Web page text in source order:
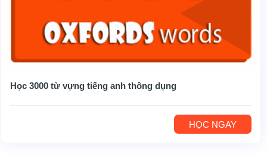
Học 3000 từ vựng tiếng anh thông dụng
HỌC NGAY